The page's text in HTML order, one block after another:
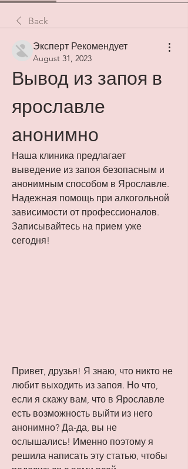
Back
Эксперт Рекомендует
August 31, 2023
Вывод из запоя в
ярославле
анонимно
Наша клиника предлагает
выведение из запоя безопасным и
анонимным способом в Ярославле.
Надежная помощь при алкогольной
зависимости от профессионалов.
Записывайтесь на прием уже
сегодня!
Привет, друзья! Я знаю, что никто не
любит выходить из запоя. Но что,
если я скажу вам, что в Ярославле
есть возможность выйти из него
анонимно? Да-да, вы не
ослышались! Именно поэтому я
решила написать эту статью, чтобы